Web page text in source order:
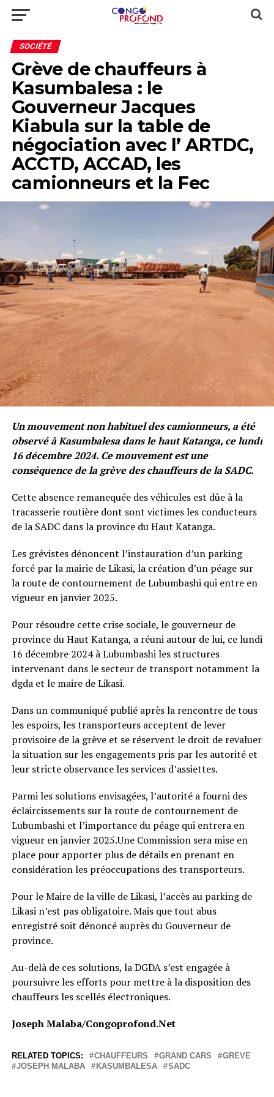
SOCIÉTÉ
Grève de chauffeurs à
Kasumbalesa : le
Gouverneur Jacques
Kiabula sur la table de
négociation avec l’ ARTDC,
ACCTD, ACCAD, les
camionneurs et la Fec
Un mouvement non habituel des camionneurs, a été
observé à Kasumbalesa dans le haut Katanga, ce lundi
16 décembre 2024. Ce mouvement est une
conséquence de la grève des chauffeurs de la SADC.
Cette absence remanequée des véhicules est dûe à la
tracasserie routière dont sont victimes les conducteurs
de la SADC dans la province du Haut Katanga.
Les grévistes dénoncent l’instauration d’un parking
forcé par la mairie de Likasi, la création d’un péage sur
la route de contournement de Lubumbashi qui entre en
vigueur en janvier 2025.
Pour résoudre cette crise sociale, le gouverneur de
province du Haut Katanga, a réuni autour de lui, ce lundi
16 décembre 2024 à Lubumbashi les structures
intervenant dans le secteur de transport notamment la
dgda et le maire de Likasi.
Dans un communiqué publié après la rencontre de tous
les espoirs, les transporteurs acceptent de lever
provisoire de la grève et se réservent le droit de revaluer
la situation sur les engagements pris par les autorité et
leur stricte observance les services d’assiettes.
Parmi les solutions envisagées, l’autorité a fourni des
éclaircissements sur la route de contournement de
Lubumbashi et l’importance du péage qui entrera en
vigueur en janvier 2025.Une Commission sera mise en
place pour apporter plus de détails en prenant en
considération les préoccupations des transporteurs.
Pour le Maire de la ville de Likasi, l’accès au parking de
Likasi n’est pas obligatoire. Mais que tout abus
enregistré soit dénoncé auprès du Gouverneur de
province.
Au-delà de ces solutions, la DGDA s’est engagée à
poursuivre les efforts pour mettre à la disposition des
chauffeurs les scellés électroniques.
Joseph Malaba/Congoprofond.Net
RELATED TOPICS: CHAUFFEURS GRAND CARS
GREVE
JOSEPH MALABA
KASUMBALESA SADC